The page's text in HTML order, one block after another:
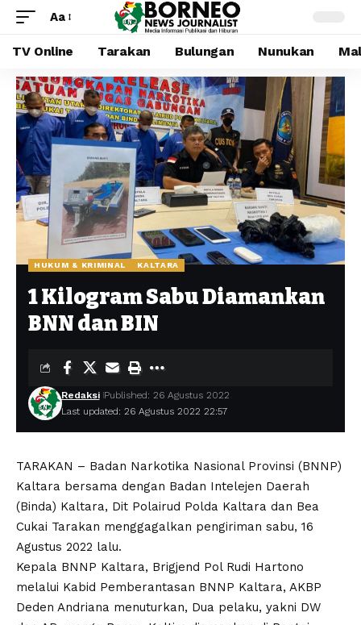
Aa
TV Online Tarakan Bulungan Nunukan
HUKUM & KRIMINAL KALTARA
1 Kilogram Sabu Diamankan
BNN dan BIN
Last updated: 26 Agustus 2022 22:57
Redaksi Published: 26 Agustus 2022
TARAKAN – Badan Narkotika Nasional Provinsi (BNNP)
Kaltara bersama dengan Badan Intelejen Daerah
(Binda) Kaltara, Dit Polairud Polda Kaltara dan Bea
Cukai Tarakan menggagalkan pengiriman sabu, 16
Agustus 2022 lalu.
Kepala BNNP Kaltara, Brigjend Pol Rudi Hartono
melalui Kabid Pemberantasan BNNP Kaltara, AKBP
Deden Andriana menuturkan, Dua pelaku, yakni DW